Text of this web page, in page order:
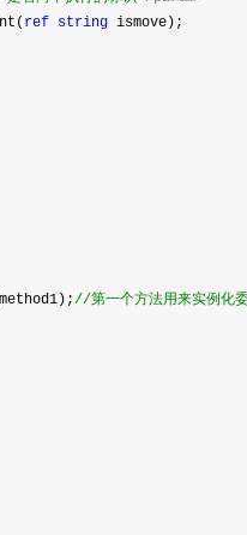
ref string ismove);
//第一个方法用来实例化